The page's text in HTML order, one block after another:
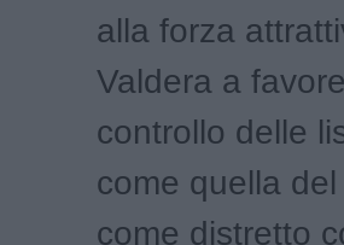
alla forza
Valdera a
controllo delle
come quella
come distretto